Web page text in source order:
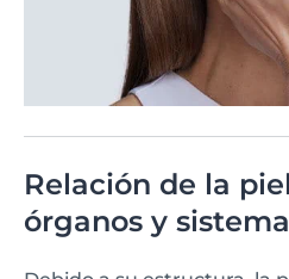
Relación de la
órganos y